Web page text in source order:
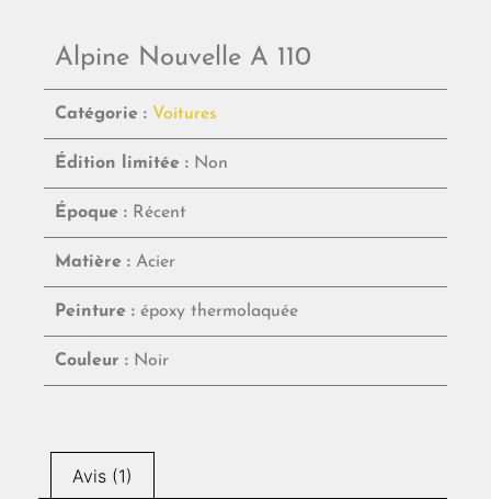
Alpine Nouvelle A 110
Catégorie : Voitures
Édition limitée : Non
Époque : Récent
Matière : Acier
Peinture : époxy thermolaquée
Couleur : Noir
Avis (1)